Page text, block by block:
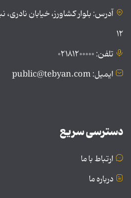
آدرس: بلوار کشاورز، خیابان
۱۲
تلفن: ۰۲۱۸۱۲۰۰۰۰۰
ایمیل: public@tebyan.com
دسترسی سریع
ارتباط با ما
درباره ما